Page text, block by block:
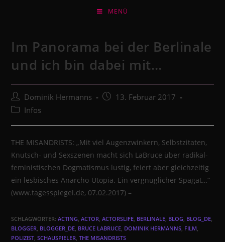
MENÜ
Im Panorama bei der Berlinale
und ich bin dabei mit…
Beitrags-
Autor:
Dominik Hermanns
Beitrag13. Februar 2017
Beitrags-
Infos
THE MISANDRISTS: „Mit viel Augenzwinkern, Selbstzitaten,
Knutsch- und Sexszenen macht sich LaBruce über radikal-
feministischen Dogmatismus lustig, feiert aber gleichzeitig
ein lesbisches Anarcho-Utopia. Ein vergnüglicher Spagat…“
(www.tagesspiegel.de, 07.02.2017) –
SCHLAGWÖRTER:ACTING, ACTOR, ACTORSLIFE, BERLINALE, BLOG, BLOG_DE,
BLOGGER, BLOGGER_DE, BRUCE LABRUCE, DOMINIK HERMANNS, FILM,
POLIZIST, SCHAUSPIELER, THE MISANDRISTS